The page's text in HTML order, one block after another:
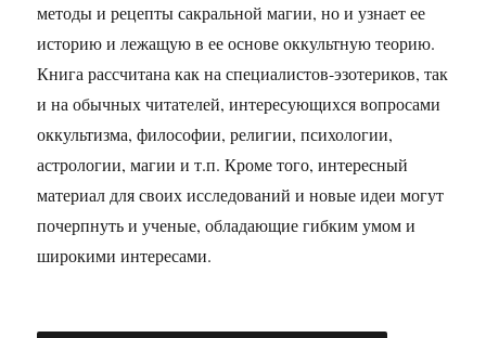
методы и рецепты сакральной магии, но и узнает ее
историю и лежащую в ее основе оккультную теорию.
Книга рассчитана как на специалистов-эзотериков, так
и на обычных читателей, интересующихся вопросами
оккультизма, философии, религии, психологии,
астрологии, магии и т.п. Кроме того, интересный
материал для своих исследований и новые идеи могут
почерпнуть и ученые, обладающие гибким умом и
широкими интересами.